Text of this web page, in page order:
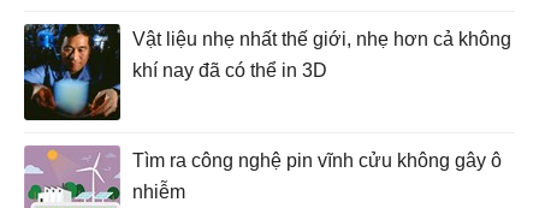
Vật liệu nhẹ nhất thế giới, nhẹ hơn cả không
khí nay đã có thể in 3D
Tìm ra công nghệ pin vĩnh cửu không gây ô
nhiễm